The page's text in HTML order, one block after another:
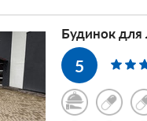
Будинок для
5